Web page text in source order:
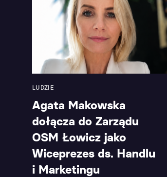
LUDZIE
Agata Makowska
dołącza do Zarządu
OSM Łowicz jako
Wiceprezes ds. Handlu
i Marketingu